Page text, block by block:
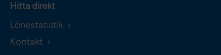
Hitta direkt
Lönestatistik
Kontakt